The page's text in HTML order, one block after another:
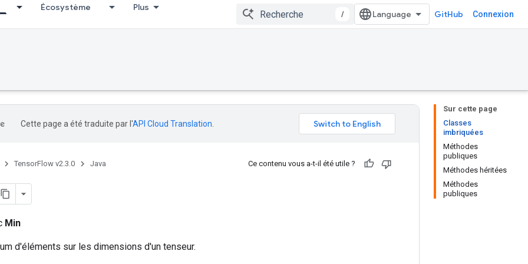
Écosystème Plus
/ GitHub Connexion
Sur cette page
Classes
imbriquées
Méthodes
publiques
Méthodes héritées
Méthodes
publiques
Cette page a été traduite par l'API Cloud Translation
TensorFlow v2.3.0 Java Ce contenu vous a-t-il été utile ?
Min
d'éléments sur les dimensions d'un tenseur.